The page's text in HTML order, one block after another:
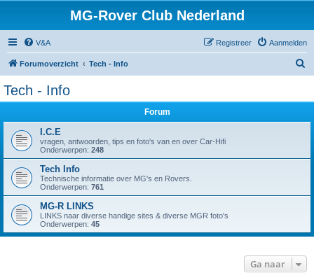
MG-Rover Club Nederland
V&A Aanmelden
Registreer
Forumoverzicht Tech - Info
Tech - Info
Forum
I.C.E
vragen, antwoorden, tips en foto's van en over Car-Hifi
Onderwerpen: 248
Tech Info
Technische informatie over MG's en Rovers.
Onderwerpen: 761
MG-R LINKS
LINKS naar diverse handige sites & diverse MGR foto's
Onderwerpen: 45
Ga naar